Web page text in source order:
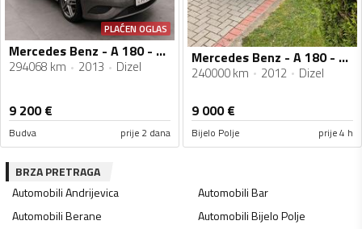
PLAĆEN OGLAS
Mercedes Benz - A 180 - cdi
294068 km 2013 Dizel
9 200€
Budva prije 2 dana
Mercedes Benz - A 180 - 1.5 CDI
240000 km 2012 Dizel
9 000€
Bijelo Polje prije 4 h
BRZA PRETRAGA
AutomobiliAndrijevica AutomobiliBar
AutomobiliBerane AutomobiliBijelo Polje